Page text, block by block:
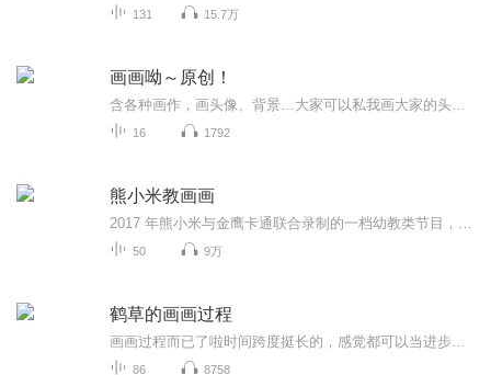
131 15.7万
画画呦～原创！
16 1792
熊小米教画画
50 9万
鹤草的画画过程
86 8758